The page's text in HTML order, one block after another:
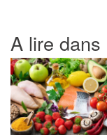
A lire dans